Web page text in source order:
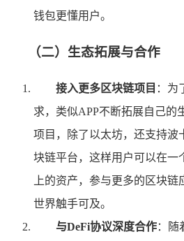
钱包更懂用户。
（二）生态拓展与合作
接入更多区块链项目 ：为
求，类似APP不断拓展自己的
项目，除了以太坊，还支持波
块链平台，这样用户可以在一
上的资产，参与更多的区块
世界触手可及。
与DeFi协议深度合作：随